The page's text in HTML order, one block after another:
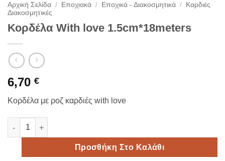
Αρχική Σελίδα / Εποχιακά / Εποχικά - Διακοσμητικά /
Καρδιές
Διακοσμητικές
Κορδέλα With love 1.5cm*18meters
6,70 €
Κορδέλα με ροζ καρδιές with love
Κορδέλα With love 1.5cm*18meters ποσότητα
Προσθήκη Στο Καλάθι